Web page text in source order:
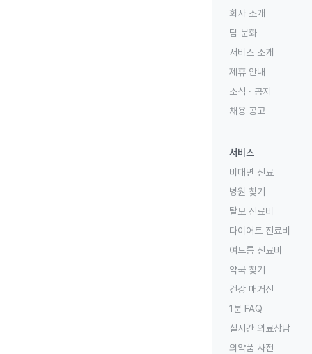
회사 소개
팀 문화
서비스 소개
제휴 안내
소식 · 공지
채용 공고
서비스
비대면 진료
병원 찾기
탈모 진료비
다이어트 진료비
여드름 진료비
약국 찾기
건강 매거진
1분 FAQ
실시간 의료상담
의약품 사전